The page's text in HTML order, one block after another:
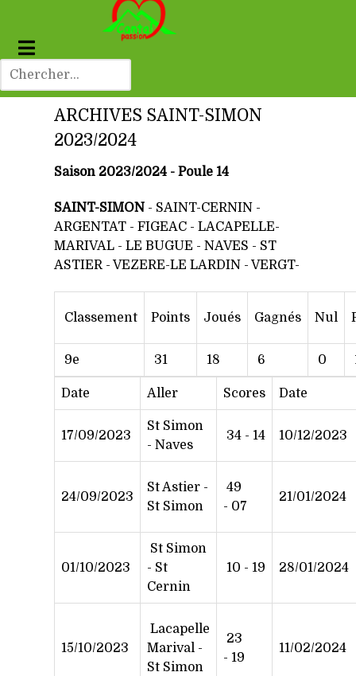
ARCHIVES SAINT-SIMON
2023/2024
Saison 2023/2024 - Poule 14
SAINT-SIMON - SAINT-CERNIN -
ARGENTAT - FIGEAC - LACAPELLE-
MARIVAL - LE BUGUE - NAVES - ST
ASTIER - VEZERE-LE LARDIN - VERGT-
Classement Points Joués Gagnés Nul
9e 31 18 6 0
Date Aller Scores Date
17/09/2023
St Simon
- Naves
34 - 14 10/12/2023
24/09/2023
St Astier -
St Simon
49
- 07
21/01/2024
01/10/2023
St Simon
- St
Cernin
10 - 19 28/01/2024
15/10/2023
Lacapelle
Marival -
St Simon
23
- 19
11/02/2024